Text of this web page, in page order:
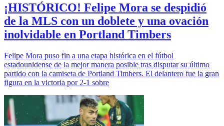
¡HISTÓRICO! Felipe Mora se despidió
de la MLS con un doblete y una ovación
inolvidable en Portland Timbers
Felipe Mora puso fin a una etapa histórica en el fútbol
estadounidense de la mejor manera posible tras disputar su último
partido con la camiseta de Portland Timbers. El delantero fue la gran
figura en la victoria por 2-1 sobre